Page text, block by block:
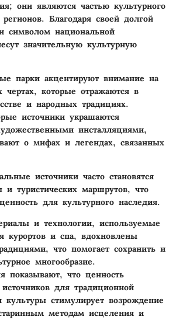
они являются частью культурного
Благодаря своей долгой
символом национальной
значительную культурную
парки акцентируют внимание на
чертах, которые отражаются в
и народных традициях.
источники украшаются
инсталляциями,
о мифах и легендах, связанных
источники часто становятся
и туристических маршрутов, что
для культурного наследия.
и технологии, используемые
курортов и спа, вдохновлены
что помогает сохранить и
многообразие.
показывают, что ценность
для традиционной
стимулирует возрождение
методам исцеления и